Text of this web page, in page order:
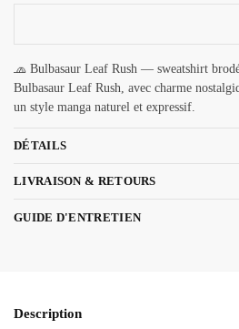
🧢 Bulbasaur Leaf Rush — sweatshirt
Bulbasaur Leaf Rush, avec charme
un style manga naturel et expressif.
DÉTAILS
LIVRAISON & RETOURS
GUIDE D'ENTRETIEN
Description